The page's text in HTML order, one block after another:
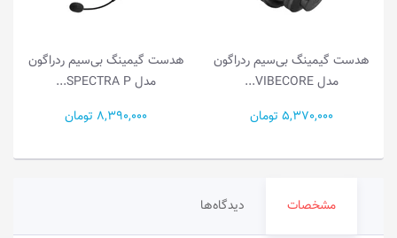
هدست گیمینگ بی‌سیم ردراگون
مدل VIBECORE...
5,370,000 تومان
هدست گیمینگ بی‌سیم ردراگون
مدل SPECTRA P...
8,390,000 تومان
مشخصات دیدگاه‌ها